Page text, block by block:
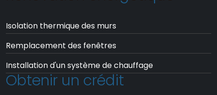
Isolation thermique des murs
Remplacement des fenêtres
Installation d'un système de chauffage
Obtenir un crédit